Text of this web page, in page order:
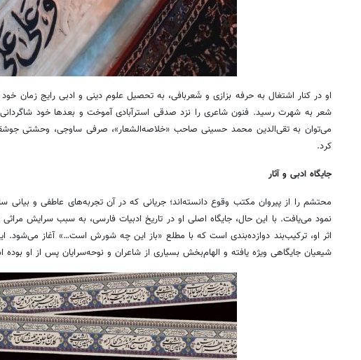
او در کنار اشتغال به حرفه بزازی و شَعربافی، به تحصیل علوم دینی و ادبی رایج زمان
شعر به شهرت رسید. فنون شاعری را نزد صدقی استرآبادی آموخت و بعدها خود شاگردانی
می‌توان به تقی‌الدین محمد حسینی صاحب «خلاصه‌الشعار»، صرفی ساوجی، وحشتی
کرد.
جایگاه ادبی و آثار
محتشم را از پیروان مکتب وقوع دانسته‌اند؛ جریانی که در آن تجربه‌های عاطفی و بیانی
نمود می‌یافت. با این حال، جایگاه اصلی او در تاریخ ادبیات فارسی، به سبب سرایش
اثر او، ترکیب‌بند دوازده‌بندی است که با مطلع «باز این چه شورش است…» آغاز می‌شود.
شیعیان جایگاهی ویژه یافته و الهام‌بخش بسیاری از شاعران و نوحه‌سرایان پس از او